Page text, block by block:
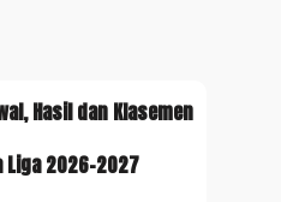
Hasil dan Klasemen
Liga 2026-2027